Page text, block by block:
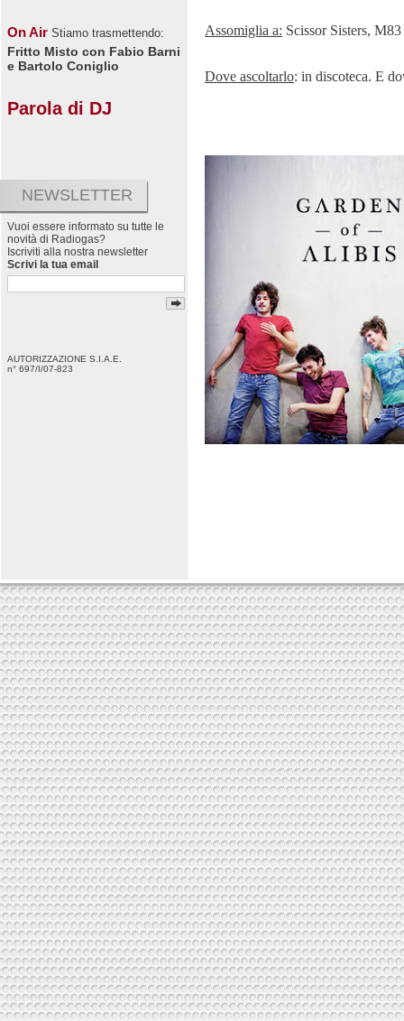
On Air Stiamo trasmettendo:
Fritto Misto con Fabio Barni
e Bartolo Coniglio
Parola di DJ
NEWSLETTER
Vuoi essere informato su tutte le
novità di Radiogas?
Iscriviti alla nostra newsletter
Scrivi la tua email
AUTORIZZAZIONE S.I.A.E.
n° 697/I/07-823
Assomiglia a: Scissor Sisters, M83
Dove ascoltarlo: in discoteca. E